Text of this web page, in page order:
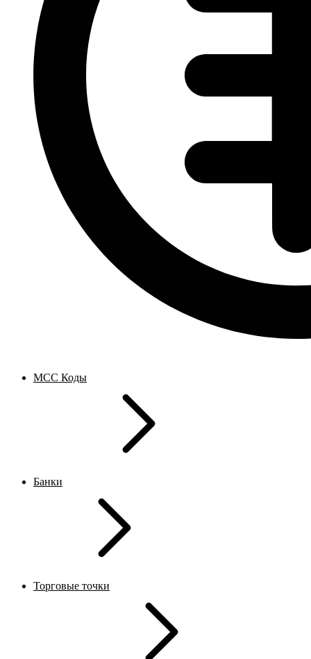
MCC Коды
Банки
Торговые точки